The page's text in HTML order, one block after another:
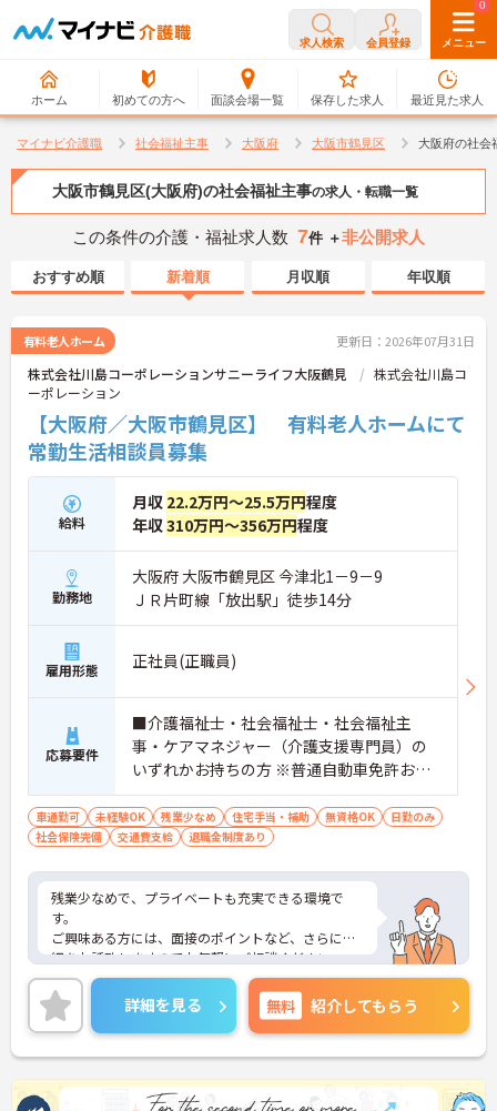
求人検索 会員登録 メニュー
ホーム 初めての方へ 面談会場一覧
0
保存した求人
0
最近見た求人
マイナビ介護職 社会福祉主事 大阪府 大阪市鶴見区 大阪府の社会
大阪市鶴見区(大阪府)の社会福祉主事の求人・転職一覧
この条件の介護・福祉求人数 7件 ＋非公開求人
おすすめ順 新着順 月収順 年収順
有料老人ホーム 更新日：2026年07月31日
株式会社川島コーポレーションサニーライフ大阪鶴見
株式会社川島コ
ーポレーション
【大阪府／大阪市鶴見区】 有料老人ホームにて
常勤生活相談員募集
給料
月収 22.2万円～25.5万円程度
年収310万円～356万円程度
勤務地
大阪府 大阪市鶴見区 今津北1－9－9
ＪＲ片町線「放出駅」徒歩14分
雇用形態 正社員(正職員)
応募要件
■介護福祉士・社会福祉士・社会福祉主
事・ケアマネジャー（介護支援専門員）の
いずれかお持ちの方 ※普通自動車免許お持
ちの方
車通勤可 未経験OK 残業少なめ 住宅手当・補助 無資格OK
日勤のみ
社会保険完備
交通費支給 退職金制度あり
残業少なめで、プライベートも充実できる環境で
す。
ご興味ある方には、面接のポイントなど、さらに詳
細をお話致しますのでお気軽にご相談ください。
詳細を見る 無料 紹介してもらう